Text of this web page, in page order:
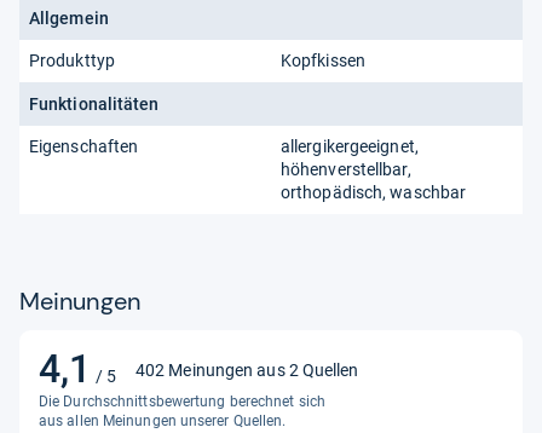
Allgemein
Produkttyp Kopfkissen
Funktionalitäten
Eigenschaften
allergikergeeignet,
höhenverstellbar,
orthopädisch, waschbar
Meinungen
4,1 / 5
4,1
von
5
402 Meinungen aus 2 Quellen
Die Durchschnittsbewertung berechnet sich
aus allen Meinungen unserer Quellen.